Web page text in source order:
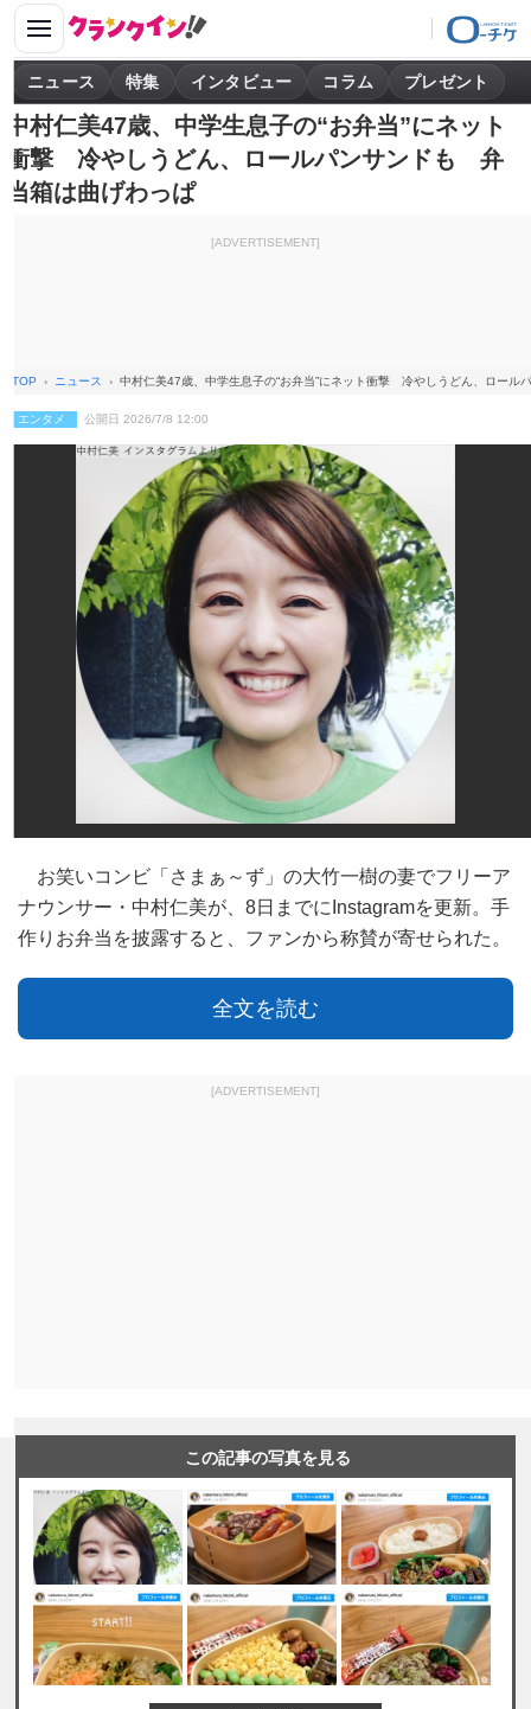
ニュース 特集 インタビュー コラム プレゼント
中村仁美47歳、中学生息子の“お弁当”にネット
衝撃 冷やしうどん、ロールパンサンドも 弁
当箱は曲げわっぱ
[ADVERTISEMENT]
TOP ニュース 中村仁美47歳、中学生息子の“お弁当”にネット衝撃 冷やしうどん、ロー
エンタメ 公開日 2026/7/8 12:00
お笑いコンビ「さまぁ～ず」の大竹一樹の妻でフリーア
ナウンサー・中村仁美が、8日までにInstagramを更新。手
作りお弁当を披露すると、ファンから称賛が寄せられた。
全文を読む
[ADVERTISEMENT]
この記事の写真を見る